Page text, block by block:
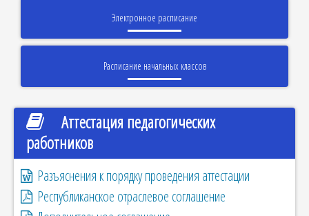
Электронное расписание
Расписание начальных классов
Аттестация педагогических
работников
Разъяснения к порядку проведения аттестации
Республиканское отраслевое соглашение